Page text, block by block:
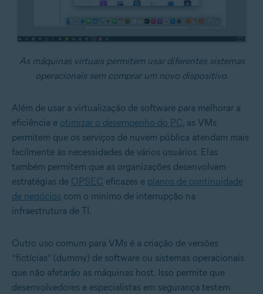
As máquinas virtuais permitem usar diferentes sistemas
operacionais sem comprar um novo dispositivo.
Além de usar a virtualização de software para melhorar a
eficiência e otimizar o desempenho do PC, as VMs
permitem que os serviços de nuvem pública atendam mais
facilmente às necessidades de vários usuários. Elas
também permitem que as organizações desenvolvam
estratégias de OPSEC eficazes e planos de continuidade
de negócios com o mínimo de interrupção na
infraestrutura de TI.
Outro uso comum para VMs é a criação de versões
“fictícias” (dummy) de software ou sistemas operacionais
que não afetarão as máquinas host. Isso permite que
desenvolvedores e especialistas em segurança testem